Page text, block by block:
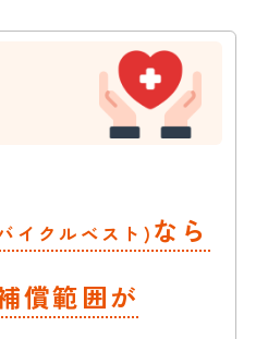
イクルベスト) なら
償範囲が